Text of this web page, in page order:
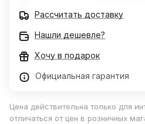
Рассчитать доставку
Нашли дешевле?
Хочу в подарок
Официальная гарантия
Цена действительна только для
отличаться от цен в розничных